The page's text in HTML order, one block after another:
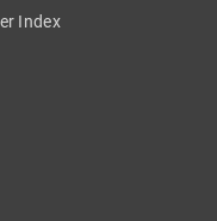
Index